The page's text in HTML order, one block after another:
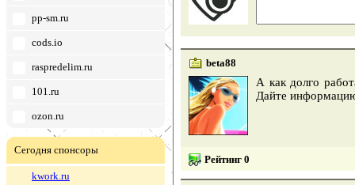
pp-sm.ru
cods.io
raspredelim.ru
101.ru
ozon.ru
Сегодня спонсоры
kwork.ru
beta88
А как долго
Дайте
Рейтинг 0